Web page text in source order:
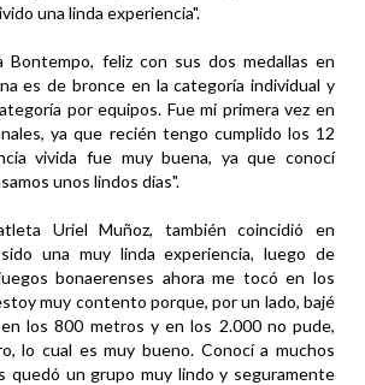
una linda experiencia".
Bontempo, feliz con sus dos medallas en
es de bronce en la categoría individual y
por equipos. Fue mi primera vez en
ya que recién tengo cumplido los 12
vivida fue muy buena, ya que conocí
unos lindos días".
Uriel Muñoz, también coincidió en
una muy linda experiencia, luego de
bonaerenses ahora me tocó en los
muy contento porque, por un lado, bajé
los 800 metros y en los 2.000 no pude,
lo cual es muy bueno. Conocí a muchos
quedó un grupo muy lindo y seguramente